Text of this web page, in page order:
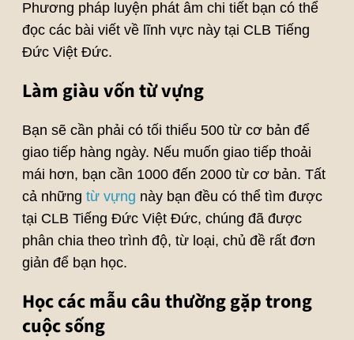
Phương pháp luyện phát âm chi tiết bạn có thể
đọc các bài viết về lĩnh vực này tại CLB Tiếng
Đức Việt Đức.
Làm giàu vốn từ vựng
Bạn sẽ cần phải có tối thiểu 500 từ cơ bản để
giao tiếp hàng ngày. Nếu muốn giao tiếp thoải
mái hơn, bạn cần 1000 đến 2000 từ cơ bản. Tất
cả những từ vựng này bạn đều có thể tìm được
tại CLB Tiếng Đức Việt Đức, chúng đã được
phân chia theo trình độ, từ loại, chủ đề rất đơn
giản để bạn học.
Học các mẫu câu thường gặp trong
cuộc sống